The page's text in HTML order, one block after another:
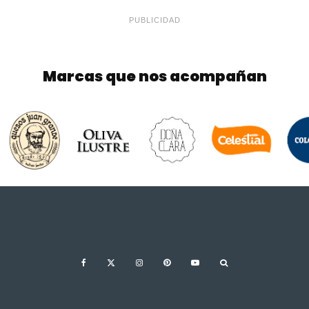
PUBLICIDAD
Marcas que nos acompañan